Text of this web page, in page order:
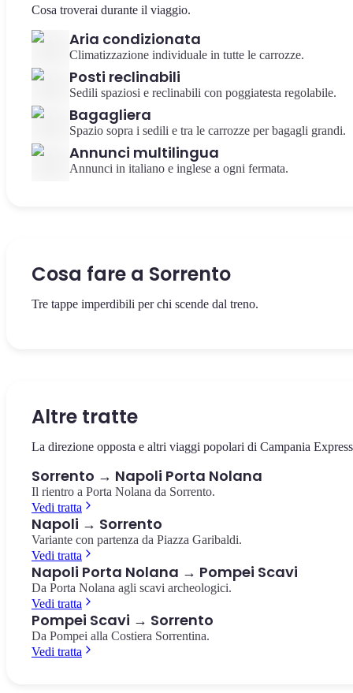
Cosa troverai durante il viaggio.
Aria condizionata
Climatizzazione individuale in tutte le carrozze.
Posti reclinabili
Sedili spaziosi e reclinabili con poggiatesta regolabile.
Bagagliera
Spazio sopra i sedili e tra le carrozze per bagagli grandi.
Annunci multilingua
Annunci in italiano e inglese a ogni fermata.
Cosa fare a Sorrento
Tre tappe imperdibili per chi scende dal treno.
Altre tratte
La direzione opposta e altri viaggi popolari di Campania
Sorrento → Napoli Porta Nolana
Il rientro a Porta Nolana da Sorrento.
Vedi tratta
Napoli → Sorrento
Variante con partenza da Piazza Garibaldi.
Vedi tratta
Napoli Porta Nolana → Pompei Scavi
Da Porta Nolana agli scavi archeologici.
Vedi tratta
Pompei Scavi → Sorrento
Da Pompei alla Costiera Sorrentina.
Vedi tratta